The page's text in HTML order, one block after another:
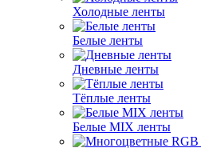
Холодные ленты
Белые ленты
Дневные ленты
Тёплые ленты
Белые MIX ленты